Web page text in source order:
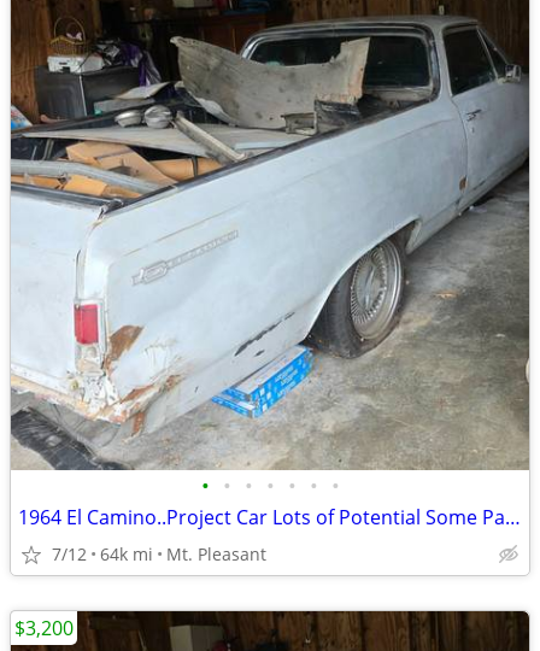
• • • • • • •
1964 El Camino..Project Car Lots of Potential Some Parts Included
7/12 64k mi Mt. Pleasant
$3,200